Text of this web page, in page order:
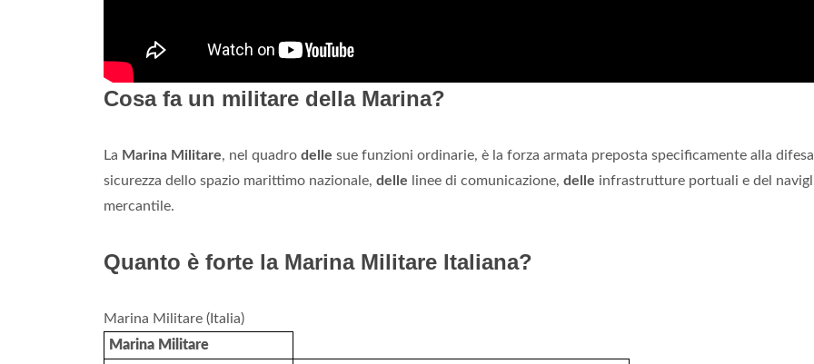
Cosa fa un militare della Marina?
La Marina Militare, nel quadro delle sue funzioni ordinarie, è la forza armata preposta specificamente alla
sicurezza dello spazio marittimo nazionale, delle linee di comunicazione, delle infrastrutture portuali e del
mercantile.
Quanto è forte la Marina Militare Italiana?
Marina Militare (Italia)
Marina Militare